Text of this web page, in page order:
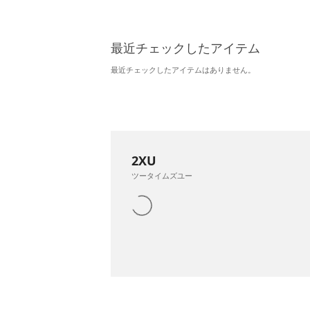
最近チェックしたアイテム
最近チェックしたアイテムはありません。
2XU
ツータイムズユー